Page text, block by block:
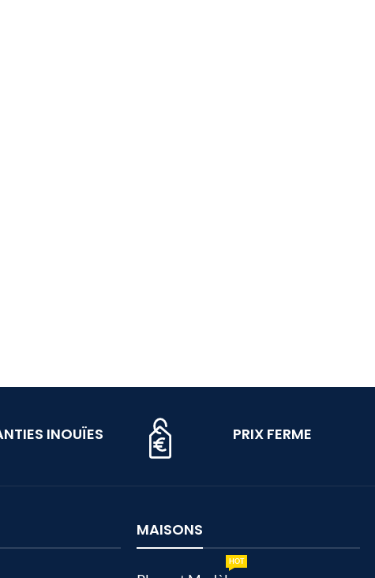
INOUÏES PRIX FERME
MAISONS
HOT